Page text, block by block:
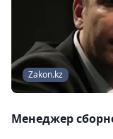
Zakon.kz
Менеджер